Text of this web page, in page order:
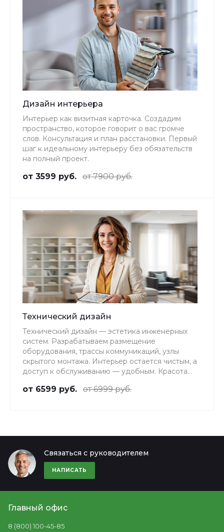
Дизайн интерьера
Интерьер как визитная карточка. Создадим
пространство, которое говорит о вас громче
слов. Консультация и план расстановки. Первый
шаг к идеальному интерьеру без обязательств
на полный проект.
от 3599 руб. от 7900 руб.
Технический дизайн
Технический дизайн — эстетика инженерных
систем. Разрабатываем размещение
оборудования, трассы коммуникаций, узлы
скрытого монтажа. Интерьер остается чистым, а
доступ к обслуживанию — удобным. Красота
от 6599 руб. от 6999 руб.
Связаться с руководителем
НАПИСАТЬ
Главный офис
8 (800) 100-45-85